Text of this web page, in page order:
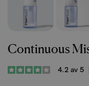
Continuous
4.2 av 5